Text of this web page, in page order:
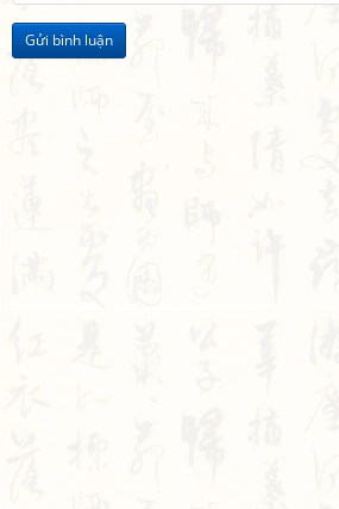
Gửi bình luận